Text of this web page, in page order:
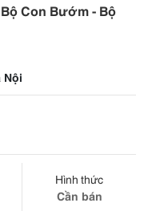
Con Bướm - Bộ
Nội
Hình thức
Cần bán